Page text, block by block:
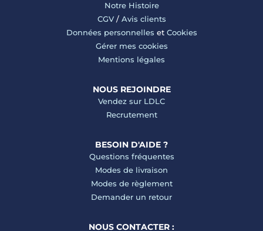
Notre Histoire
CGV/ Avis clients
Données personnelles et Cookies
Gérer mes cookies
Mentions légales
NOUS REJOINDRE
Vendez sur LDLC
Recrutement
BESOIN D'AIDE ?
Questions fréquentes
Modes de livraison
Modes de règlement
Demander un retour
NOUS CONTACTER :